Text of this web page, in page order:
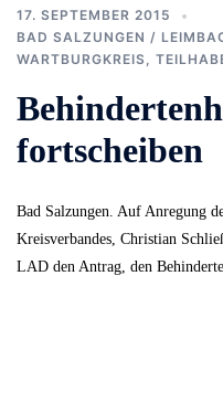
17. SEPTEMBER 2015
BAD SALZUNGEN /
WARTBURGKREIS,
fortscheiben
Bad Salzungen. Auf Anregung
Kreisverbandes, Christian
LAD den Antrag, den